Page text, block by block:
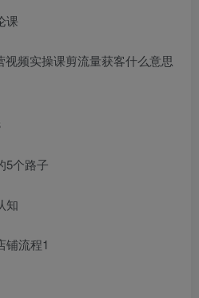
课
视频实操课剪流量获客什么意思
5个路子
知
铺流程1